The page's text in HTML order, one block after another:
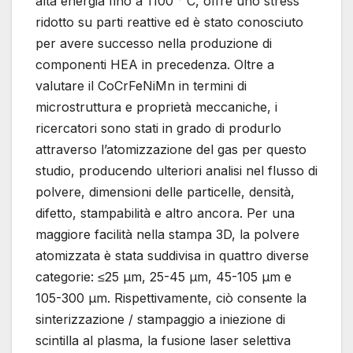
ridotto su parti reattive ed è stato conosciuto
per avere successo nella produzione di
componenti HEA in precedenza. Oltre a
valutare il CoCrFeNiMn in termini di
microstruttura e proprietà meccaniche, i
ricercatori sono stati in grado di produrlo
attraverso l’atomizzazione del gas per questo
studio, producendo ulteriori analisi nel flusso di
polvere, dimensioni delle particelle, densità,
difetto, stampabilità e altro ancora. Per una
maggiore facilità nella stampa 3D, la polvere
atomizzata è stata suddivisa in quattro diverse
categorie: ≤25 μm, 25-45 μm, 45-105 μm e
105-300 μm. Rispettivamente, ciò consente la
sinterizzazione / stampaggio a iniezione di
scintilla al plasma, la fusione laser selettiva